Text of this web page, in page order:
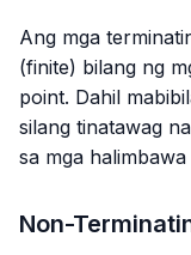
Ang mga
(finite) bilang ng
point. Dahil
silang tinatawag
sa mga
Non-